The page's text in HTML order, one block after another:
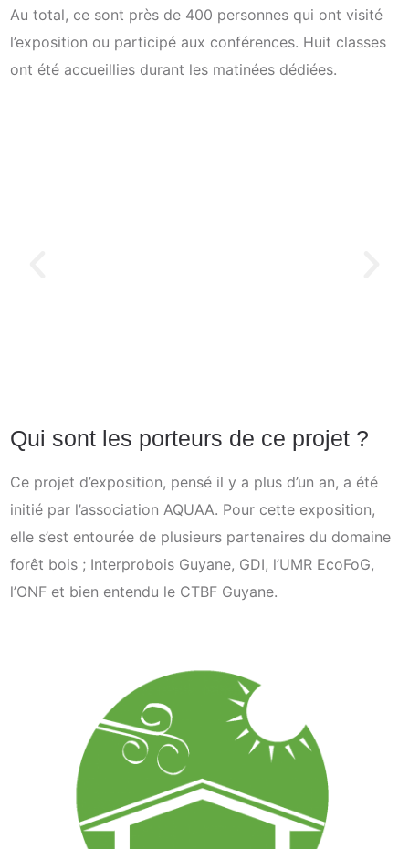
Au total, ce sont près de 400 personnes qui ont visité
l’exposition ou participé aux conférences. Huit classes
ont été accueillies durant les matinées dédiées.
Qui sont les porteurs de ce projet ?
Ce projet d’exposition, pensé il y a plus d’un an, a été
initié par l’association AQUAA. Pour cette exposition,
elle s’est entourée de plusieurs partenaires du domaine
forêt bois ; Interprobois Guyane, GDI, l’UMR EcoFoG,
l’ONF et bien entendu le CTBF Guyane.